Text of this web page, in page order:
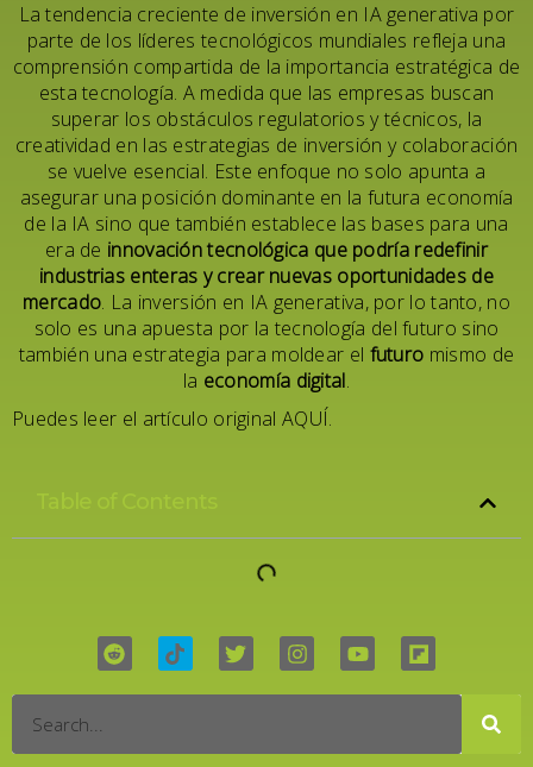
La tendencia creciente de inversión en IA generativa por
parte de los líderes tecnológicos mundiales refleja una
comprensión compartida de la importancia estratégica de
esta tecnología. A medida que las empresas buscan
superar los obstáculos regulatorios y técnicos, la
creatividad en las estrategias de inversión y colaboración
se vuelve esencial. Este enfoque no solo apunta a
asegurar una posición dominante en la futura economía
de la IA sino que también establece las bases para una
era de innovación tecnológica que podría redefinir
industrias enteras y crear nuevas oportunidades de
mercado. La inversión en IA generativa, por lo tanto, no
solo es una apuesta por la tecnología del futuro sino
también una estrategia para moldear el futuro mismo de
la economía digital.
Puedes leer el artículo original AQUÍ.